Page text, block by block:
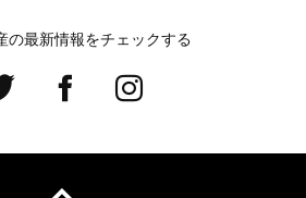
の最新情報をチェックする